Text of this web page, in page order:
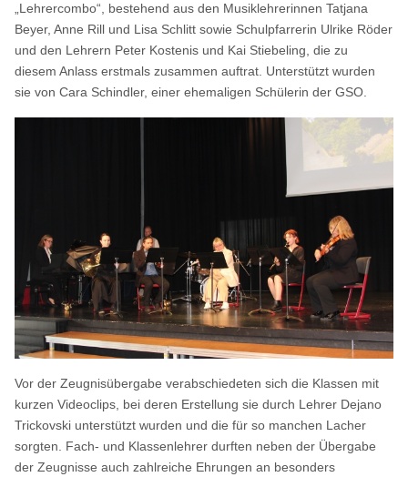
„Lehrercombo“, bestehend aus den Musiklehrerinnen Tatjana
Beyer, Anne Rill und Lisa Schlitt sowie Schulpfarrerin Ulrike Röder
und den Lehrern Peter Kostenis und Kai Stiebeling, die zu
diesem Anlass erstmals zusammen auftrat. Unterstützt wurden
sie von Cara Schindler, einer ehemaligen Schülerin der GSO.
Vor der Zeugnisübergabe verabschiedeten sich die Klassen mit
kurzen Videoclips, bei deren Erstellung sie durch Lehrer Dejano
Trickovski unterstützt wurden und die für so manchen Lacher
sorgten. Fach- und Klassenlehrer durften neben der Übergabe
der Zeugnisse auch zahlreiche Ehrungen an besonders